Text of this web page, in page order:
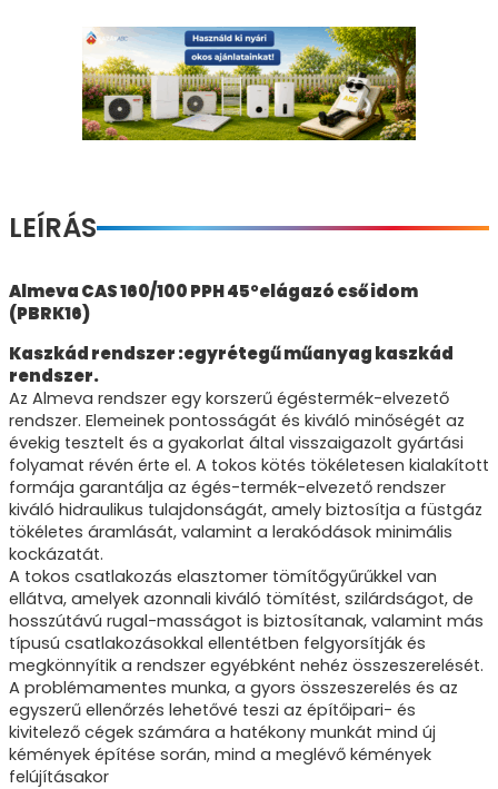
LEÍRÁS
Almeva CAS 160/100 PPH 45°elágazó cső idom
(PBRK16)
Kaszkád rendszer :egyrétegű műanyag kaszkád
rendszer.
Az Almeva rendszer egy korszerű égéstermék-elvezető
rendszer. Elemeinek pontosságát és kiváló minőségét az
évekig tesztelt és a gyakorlat által visszaigazolt gyártási
folyamat révén érte el. A tokos kötés tökéletesen kialakított
formája garantálja az égés-termék-elvezető rendszer
kiváló hidraulikus tulajdonságát, amely biztosítja a füstgáz
tökéletes áramlását, valamint a lerakódások minimális
kockázatát.
A tokos csatlakozás elasztomer tömítőgyűrűkkel van
ellátva, amelyek azonnali kiváló tömítést, szilárdságot, de
hosszútávú rugal-masságot is biztosítanak, valamint más
típusú csatlakozásokkal ellentétben felgyorsítják és
megkönnyítik a rendszer egyébként nehéz összeszerelését.
A problémamentes munka, a gyors összeszerelés és az
egyszerű ellenőrzés lehetővé teszi az építőipari- és
kivitelező cégek számára a hatékony munkát mind új
kémények építése során, mind a meglévő kémények
felújításakor